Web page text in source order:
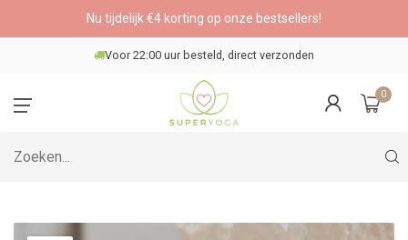
Nu tijdelijk €4 korting op onze bestsellers!
Veilig betalen
0